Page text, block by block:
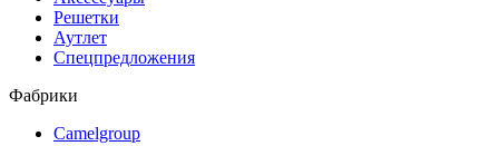
Решетки
Аутлет
Спецпредложения
Фабрики
Camelgroup